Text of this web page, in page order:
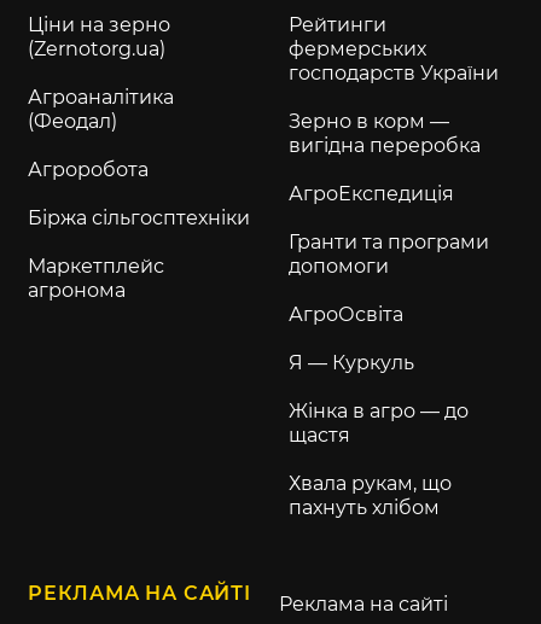
Ціни на зерно
(Zernotorg.ua)
Агроаналітика
(Феодал)
Агроробота
Біржа сільгосптехніки
Маркетплейс
агронома
Рейтинги
фермерських
господарств України
Зерно в корм —
вигідна переробка
АгроЕкспедиція
Гранти та програми
допомоги
АгроОсвіта
Я — Куркуль
Жінка в агро — до
щастя
Хвала рукам, що
пахнуть хлібом
РЕКЛАМА НА САЙТІ Реклама на сайті